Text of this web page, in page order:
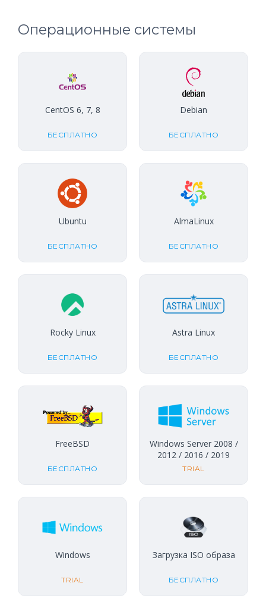
Операционные системы
CentOS 6, 7, 8
БЕСПЛАТНО
Debian
БЕСПЛАТНО
Ubuntu
БЕСПЛАТНО
AlmaLinux
БЕСПЛАТНО
Rocky Linux
БЕСПЛАТНО
Astra Linux
БЕСПЛАТНО
FreeBSD
БЕСПЛАТНО
Windows Server 2008 /
2012 / 2016 / 2019
TRIAL
Windows
TRIAL
Загрузка ISO образа
БЕСПЛАТНО